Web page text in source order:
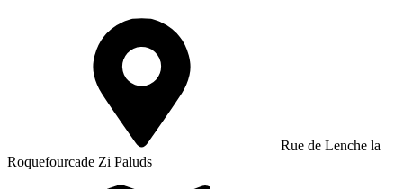
Rue de Lenche la
Roquefourcade Zi Paluds